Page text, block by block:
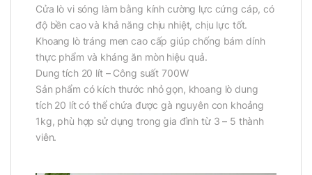
Cửa lò vi sóng làm bằng kính cường lực cứng cáp, có
độ bền cao và khả năng chịu nhiệt, chịu lực tốt.
Khoang lò tráng men cao cấp giúp chống bám dính
thực phẩm và kháng ăn mòn hiệu quả.
Dung tích 20 lít – Công suất 700W
Sản phẩm có kích thước nhỏ gọn, khoang lò dung
tích 20 lít có thể chứa được gà nguyên con khoảng
1kg, phù hợp sử dụng trong gia đình từ 3 – 5 thành
viên.